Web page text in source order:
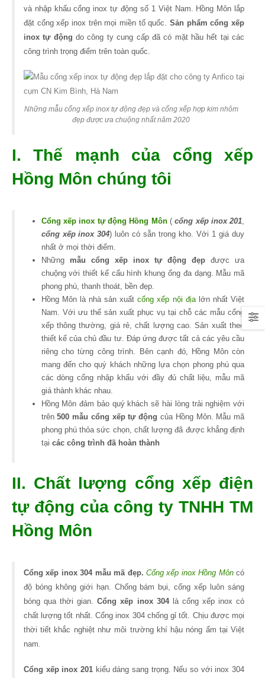
và nhập khẩu cổng inox tự động số 1 Việt Nam. Hồng Môn lắp
đặt cổng xếp inox trên mọi miền tổ quốc.Sản phẩm cổng xếp
inox tự động do công ty cung cấp đã có mặt hầu hết tại các
công trình trọng điểm trên toàn quốc.
Những mẫu cổng xếp inox tự động đẹp và cổng xếp hợp kim nhôm
đẹp được ưa chuộng nhất năm 2020
I. Thế mạnh của cổng xếp
Hồng Môn chúng tôi
Cổng xếp inox tự động Hồng Môn(cổng xếp inox 201
cổng xếp inox 304) luôn có sẵn trong kho. Với 1 giá duy
nhất ở mọi thời điểm.
Những mẫu cổng xếp inox tự động đẹp được ưa
chuộng với thiết kế cấu hình khung ống đa dạng. Mẫu mã
phong phú, thanh thoát, bền đẹp.
Hồng Môn là nhà sản xuấtcổng xếp nội địalớn nhất Việt
Nam. Với ưu thế sản xuất phục vụ tại chỗ các mẫu cổng
xếp thông thường, giá rẻ, chất lượng cao. Sản xuất theo
thiết kế của chủ đầu tư. Đáp ứng được tất cả các yêu cầu
riêng cho từng công trình. Bên cạnh đó, Hồng Môn còn
mang đến cho quý khách những lựa chọn phong phú qua
các dòng cổng nhập khẩu với đầy đủ chất liệu, mẫu mã
giá thành khác nhau.
Hồng Môn đảm bảo quý khách sẽ hài lòng trải nghiệm với
trên500 mẫu cổng xếp tự động của Hồng Môn. Mẫu mã
phong phú thỏa sức chọn, chất lượng đã được khẳng định
tại các công trình đã hoàn thành
II. Chất lượng cổng xếp điện
tự động của công ty TNHH TM
Hồng Môn
Cổng xếp inox 304 mẫu mã đẹp. Cổng xếp inox Hồng Môncó
độ bóng không giới hạn. Chống bám bụi, cổng xếp luôn sáng
bóng qua thời gian.Cổng xếp inox 304là cổng xếp inox có
chất lượng tốt nhất. Cổng inox 304 chống gỉ tốt. Chịu được mọi
thời tiết khắc nghiệt như môi trường khí hậu nóng ẩm tại Việt
nam.
Cổng xếp inox 201kiểu dáng sang trọng. Nếu so với inox 304